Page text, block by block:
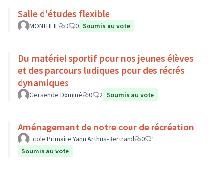
Salle d'études flexible
MONTHEIL 0 0 Soumis au vote
Du matériel sportif pour nos jeunes élèves
et des parcours ludiques pour des récrés
dynamiques
Gersende Dominé 0 2 Soumis au vote
Aménagement de notre cour de récréation
Ecole Primaire Yann Arthus-Bertrand 0
1
Soumis au vote